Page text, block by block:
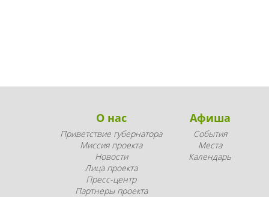
О нас
Приветствие губернатора
Миссия проекта
Новости
Лица проекта
Пресс-центр
Партнеры проекта
Афиша
События
Места
Календарь